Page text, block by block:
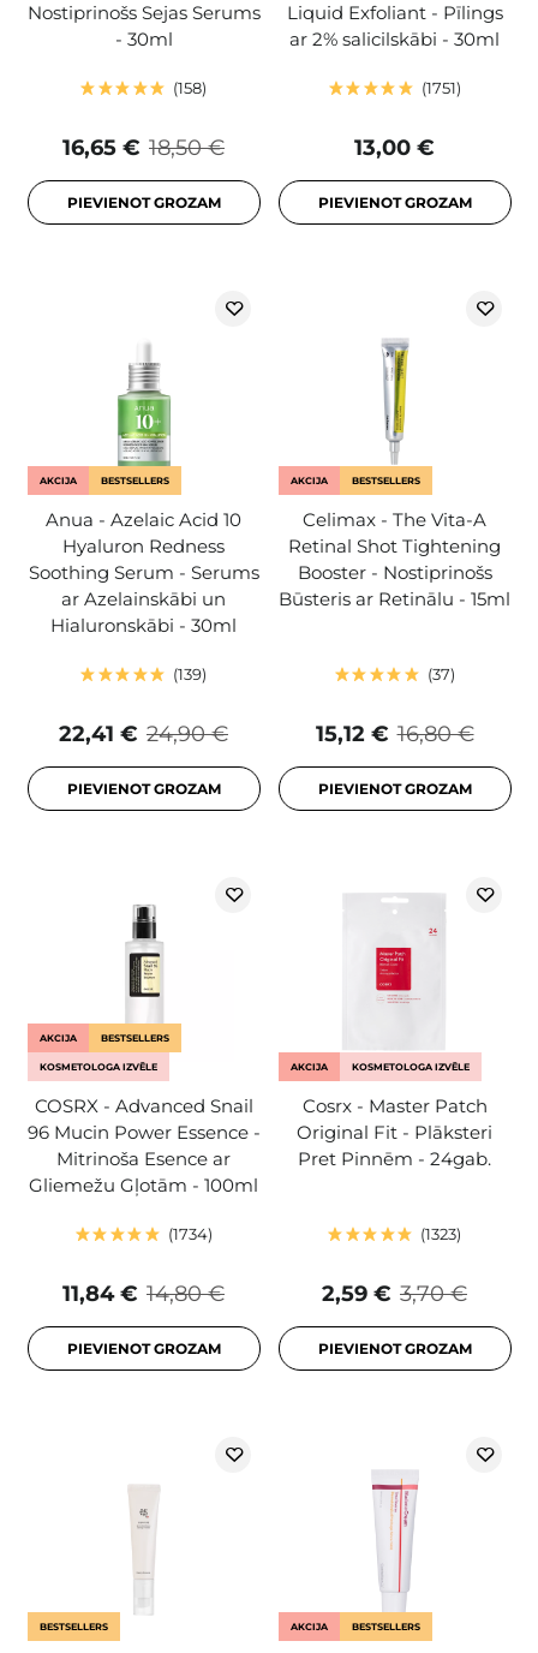
Nostiprinošs Sejas Serums
- 30ml
158
18,50 €
16,65 €
PIEVIENOT GROZAM
Liquid Exfoliant - Pīlings
ar 2% salicilskābi - 30ml
1751
13,00 €
PIEVIENOT GROZAM
AKCIJA BESTSELLERS
Anua - Azelaic Acid 10
Hyaluron Redness
Soothing Serum - Serums
ar Azelainskābi un
Hialuronskābi - 30ml
139
24,90 €
22,41 €
PIEVIENOT GROZAM
AKCIJA BESTSELLERS
Celimax - The Vita-A
Retinal Shot Tightening
Booster - Nostiprinošs
Būsteris ar Retinālu - 15ml
37
16,80 €
15,12 €
PIEVIENOT GROZAM
AKCIJA BESTSELLERS
KOSMETOLOGA IZVĒLE
COSRX - Advanced Snail
96 Mucin Power Essence -
Mitrinoša Esence ar
Gliemežu Gļotām - 100ml
1734
14,80 €
11,84 €
PIEVIENOT GROZAM
AKCIJA KOSMETOLOGA IZVĒLE
Cosrx - Master Patch
Original Fit - Plāksteri
Pret Pinnēm - 24gab.
1323
3,70 €
2,59 €
PIEVIENOT GROZAM
BESTSELLERS AKCIJA BESTSELLERS